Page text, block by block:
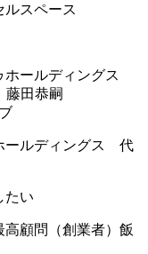
ルスペース
ールディングス 代
たい